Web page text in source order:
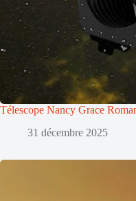
Télescope Nancy Grace
31 décembre 2025